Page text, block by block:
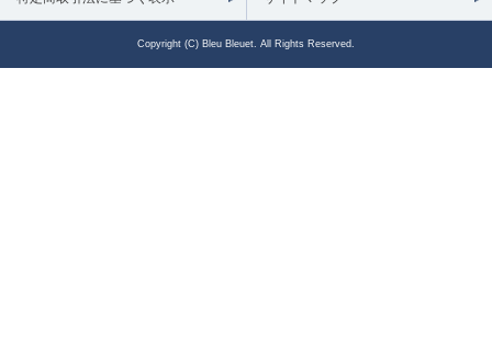
Copyright (C) Bleu Bleuet. All Rights Reserved.